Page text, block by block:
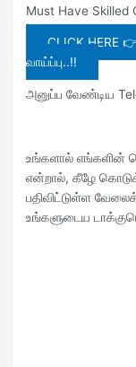
Must Have Skilled
CLICK HERE
வாய்ப்பு..!!
அனுப்ப வேண்டிய
உங்களால் எங்களின்
என்றால், கீழே
பதிவிட்டுள்ள
உங்களுடைய